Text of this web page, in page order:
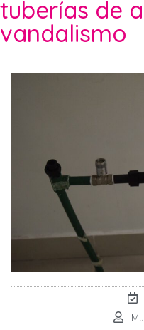
tuberías de
vandalismo